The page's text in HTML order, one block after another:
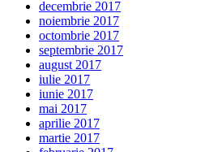
decembrie 2017
noiembrie 2017
octombrie 2017
septembrie 2017
august 2017
iulie 2017
iunie 2017
mai 2017
aprilie 2017
martie 2017